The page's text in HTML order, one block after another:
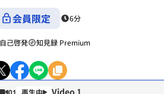
会員限定 6分
自己啓発 知見録 Premium
Video 1